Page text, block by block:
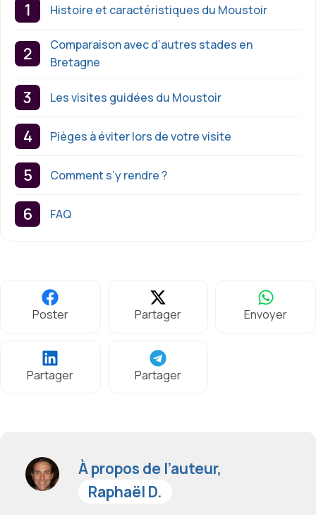
Histoire et caractéristiques du Moustoir
Comparaison avec d’autres stades en
Bretagne
Les visites guidées du Moustoir
Pièges à éviter lors de votre visite
Comment s’y rendre ?
FAQ
Poster Partager Envoyer
Partager Partager
À propos de l’auteur,
Raphaël D.